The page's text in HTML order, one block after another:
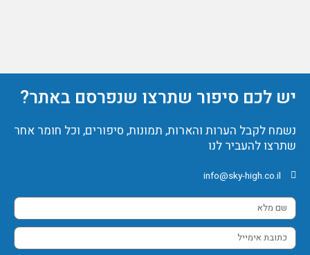
יש לכם סיפור שתרצו שנפרסם באתר?
נשמח לקבל הערות והארות, תמונות, סיפורים, וכל חומר אחר
שתרצו להעביר לנו
info@sky-high.co.il
שם
מלא
כתובת
אימייל